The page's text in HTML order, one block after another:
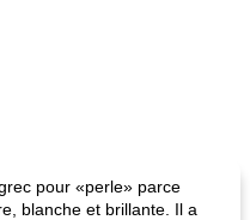
pour «perle» parce
blanche et brillante. Il a